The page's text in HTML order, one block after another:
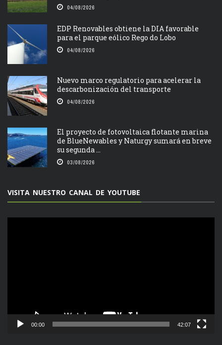
04/08/2026
EDP Renovables obtiene la DIA favorable
para el parque eólico Rego do Lobo
04/08/2026
Nuevo marco regulatorio para acelerar la
descarbonización del transporte
04/08/2026
El proyecto de fotovoltaica flotante marina
de BlueNewables y Naturgy sumará en breve
su segunda ...
03/08/2026
VISITA NUESTRO CANAL DE YOUTUBE
00:00 42:07